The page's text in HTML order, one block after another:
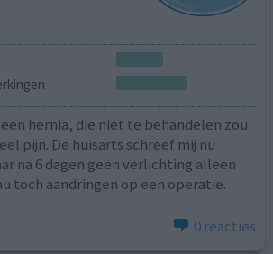
hernia, die niet te behandelen zou
pijn. De huisarts schreef mij nu
na 6 dagen geen verlichting alleen
toch aandringen op een operatie.
0 reacties